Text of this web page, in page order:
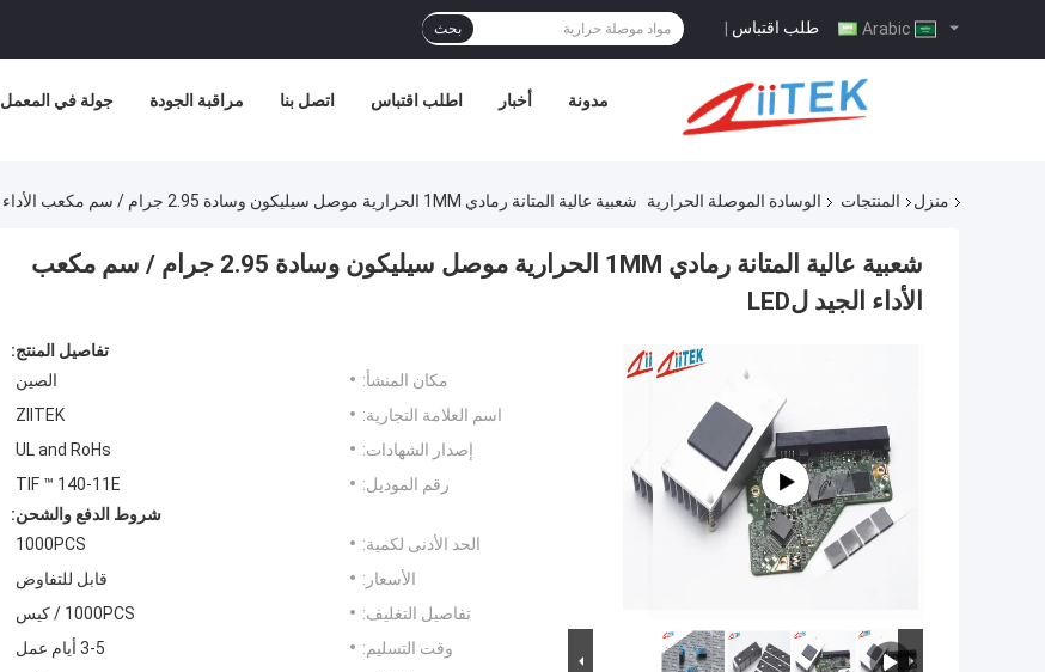
طلب اقتباس | بحث
جولة في المعمل مراقبة الجودة اتصل بنا اطلب اقتباس أخبار مدونة
منزل المنتجات الوسادة الموصلة الحرارية شعبية عالية المتانة رمادي 1MM الحرارية موصل سيليكون وسادة 2.95 جرام / سم مكعب الأداء الجيد لLED
شعبية عالية المتانة رمادي 1MM الحرارية موصل سيليكون وسادة 2.95 جرام / سم مكعب
الأداء الجيد لLED
تفاصيل المنتج:
مكان المنشأ:
الصين
اسم العلامة التجارية:
ZIITEK
إصدار الشهادات:
UL and RoHs
رقم الموديل:
TIF ™ 140-11E
شروط الدفع والشحن:
الحد الأدنى لكمية:
1000PCS
الأسعار:
قابل للتفاوض
تفاصيل التغليف:
1000PCS / كيس
وقت التسليم:
3-5 أيام عمل